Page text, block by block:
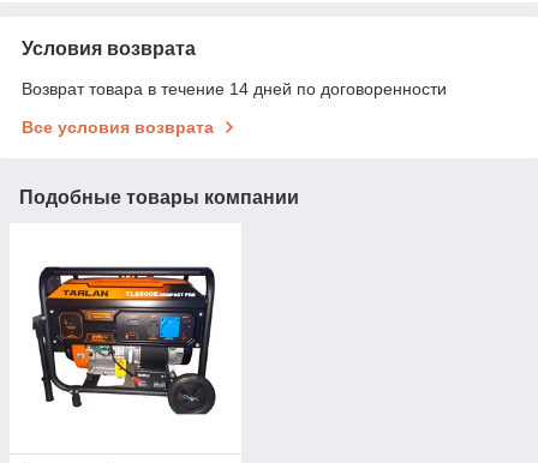
Условия возврата
Возврат товара в течение 14 дней по договоренности
Все условия возврата
Подобные товары компании